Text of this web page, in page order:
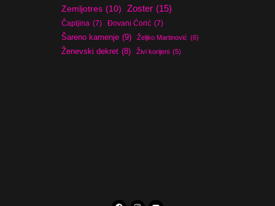
Zemljotres (10) Zoster (15)
Čapljina (7) Đovani Ćorić (7)
Šareno kamenje (9) Željko Martinović (6)
Ženevski dekret (8) Živi korijeni (5)